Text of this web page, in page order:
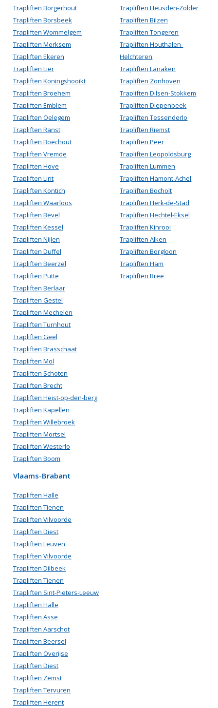
Trapliften Borgerhout
Trapliften Borsbeek
Trapliften Wommelgem
Trapliften Merksem
Trapliften Ekeren
Trapliften Lier
Trapliften Koningshooikt
Trapliften Broehem
Trapliften Emblem
Trapliften Oelegem
Trapliften Ranst
Trapliften Boechout
Trapliften Vremde
Trapliften Hove
Trapliften Lint
Trapliften Kontich
Trapliften Waarloos
Trapliften Bevel
Trapliften Kessel
Trapliften Nijlen
Trapliften Duffel
Trapliften Beerzel
Trapliften Putte
Trapliften Berlaar
Trapliften Gestel
Trapliften Mechelen
Trapliften Turnhout
Trapliften Geel
Trapliften Brasschaat
Trapliften Mol
Trapliften Schoten
Trapliften Brecht
Trapliften Heist-op-den-berg
Trapliften Kapellen
Trapliften Willebroek
Trapliften Mortsel
Trapliften Westerlo
Trapliften Boom
Trapliften Heusden-Zolder
Trapliften Bilzen
Trapliften Tongeren
Trapliften Houthalen-
Helchteren
Trapliften Lanaken
Trapliften Zonhoven
Trapliften Dilsen-Stokkem
Trapliften Diepenbeek
Trapliften Tessenderlo
Trapliften Riemst
Trapliften Peer
Trapliften Leopoldsburg
Trapliften Lummen
Trapliften Hamont-Achel
Trapliften Bocholt
Trapliften Herk-de-Stad
Trapliften Hechtel-Eksel
Trapliften Kinrooi
Trapliften Alken
Trapliften Borgloon
Trapliften Ham
Trapliften Bree
Vlaams-Brabant
Trapliften Halle
Trapliften Tienen
Trapliften Vilvoorde
Trapliften Diest
Trapliften Leuven
Trapliften Vilvoorde
Trapliften Dilbeek
Trapliften Tienen
Trapliften Sint-Pieters-Leeuw
Trapliften Halle
Trapliften Asse
Trapliften Aarschot
Trapliften Beersel
Trapliften Overijse
Trapliften Diest
Trapliften Zemst
Trapliften Tervuren
Trapliften Herent